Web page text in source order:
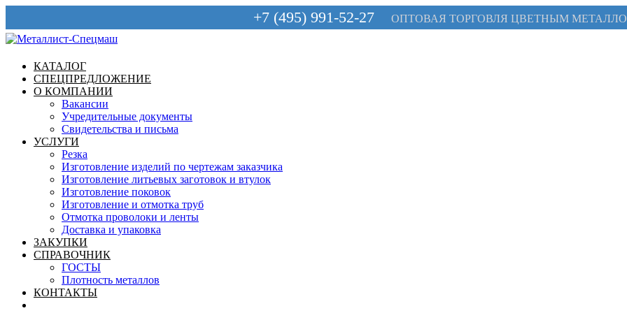
+7 (495) 991-52-27 ОПТОВАЯ ТОРГОВЛЯ ЦВЕТНЫМ
КАТАЛОГ
СПЕЦПРЕДЛОЖЕНИЕ
О КОМПАНИИ
Вакансии
Учредительные документы
Свидетельства и письма
УСЛУГИ
Резка
Изготовление изделий по чертежам заказчика
Изготовление литьевых заготовок и втулок
Изготовление поковок
Изготовление и отмотка труб
Отмотка проволоки и ленты
Доставка и упаковка
ЗАКУПКИ
СПРАВОЧНИК
ГОСТЫ
Плотность металлов
КОНТАКТЫ